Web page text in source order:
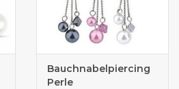
Bauchnabelpiercing
Perle